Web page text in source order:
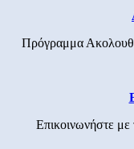
Πρόγραμμα
Επικοινωνήστε